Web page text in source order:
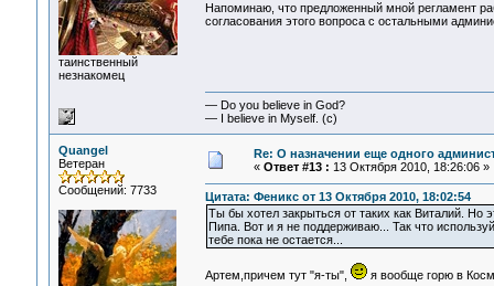
таинственный
незнакомец
Напоминаю, что предложенный мной регламент
согласования этого вопроса с остальными
— Do you believe in God?
— I believe in Myself. (c)
Quangel
Ветеран
Сообщений: 7733
Re: О назначении еще одного
« Ответ #13 : 13 Октября 2010, 18:26:06 »
Цитата: Феникс от 13 Октября 2010, 18:02:54
Ты бы хотел закрыться от таких как Виталий. Но
Пипа. Вот и я не поддерживаю... Так что
тебе пока не остается...
Артем,причем тут "я-ты",
я вообще горю в